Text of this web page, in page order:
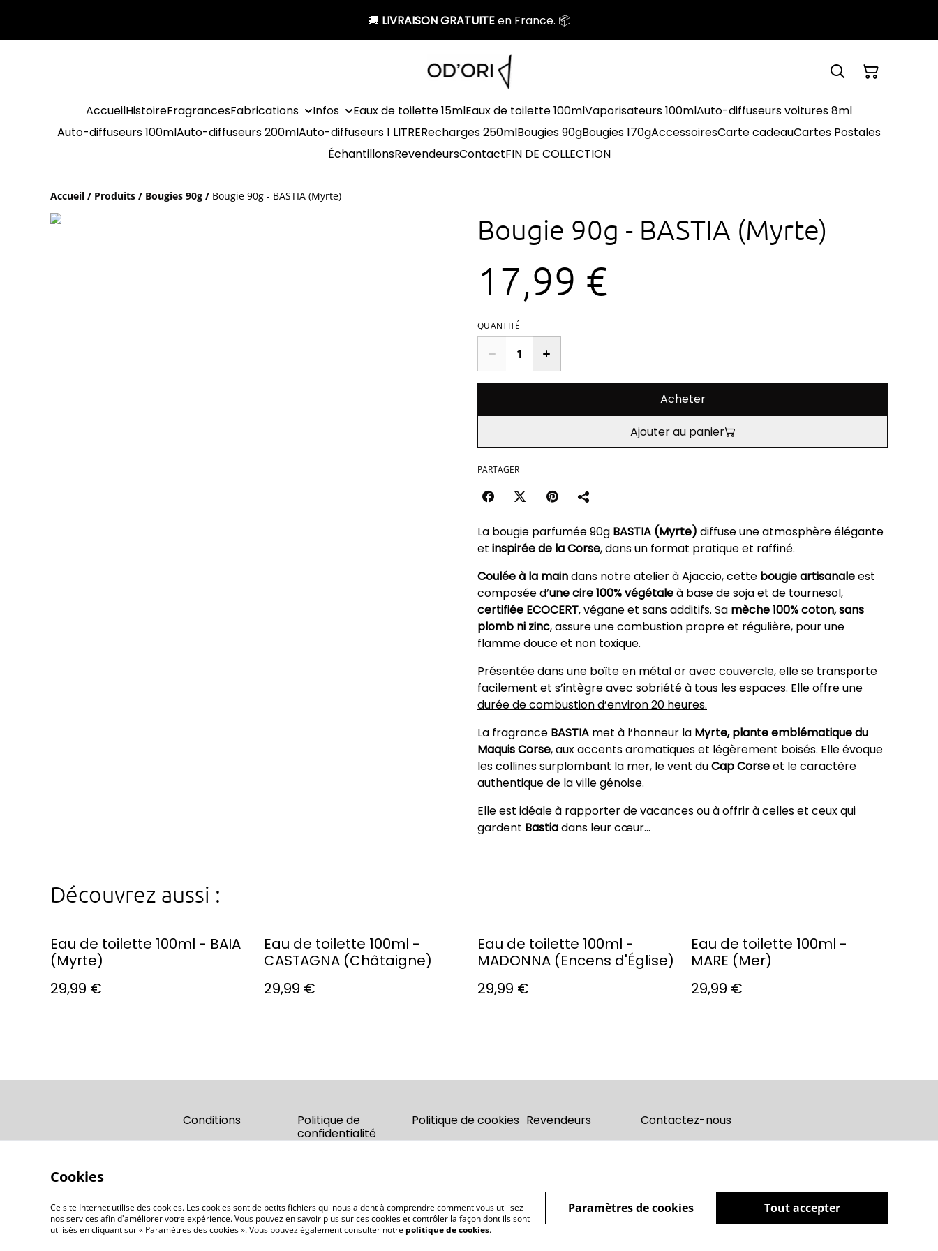
🚚 LIVRAISON GRATUITEen France. 📦
AccueilHistoireFragrancesFabrications Infos Eaux de toilette 15mlEaux de toilette 100mlVaporisateurs 100mlAuto-diffuseurs voitures 8ml
Auto-diffuseurs 100mlAuto-diffuseurs 200mlAuto-diffuseurs 1 LITRERecharges 250mlBougies 90gBougies 170gAccessoiresCarte cadeauCartes Postales
ÉchantillonsRevendeursContactFIN DE COLLECTION
Accueil / Produits / Bougies 90g / Bougie 90g - BASTIA (Myrte)
Bougie 90g - BASTIA (Myrte)
17,99 €
QUANTITÉ
Acheter
Ajouter au panier
PARTAGER
La bougie parfumée 90g BASTIA (Myrte) diffuse une atmosphère élégante
et inspirée de la Corse, dans un format pratique et raffiné.
Coulée à la maindans notre atelier à Ajaccio, cette bougie artisanaleest
composée d’une cire 100% végétaleà base de soja et de tournesol,
certifiée ECOCERT, végane et sans additifs. Sa mèche 100% coton, sans
plomb ni zinc, assure une combustion propre et régulière, pour une
flamme douce et non toxique.
Présentée dans une boîte en métal or avec couvercle, elle se transporte
facilement et s’intègre avec sobriété à tous les espaces. Elle offreune
durée de combustion d’environ 20 heures.
La fragrance BASTIA met à l’honneur la Myrte, plante emblématique du
Maquis Corse, aux accents aromatiques et légèrement boisés. Elle évoque
les collines surplombant la mer, le vent duCap Corseet le caractère
authentique de la ville génoise.
Elle est idéale à rapporter de vacances ou à offrir à celles et ceux qui
gardent Bastiadans leur cœur...
Découvrez aussi :
Eau de toilette 100ml - BAIA
(Myrte)
29,99 €
Eau de toilette 100ml -
CASTAGNA (Châtaigne)
29,99 €
Eau de toilette 100ml -
MADONNA (Encens d'Église)
29,99 €
Eau de toilette 100ml -
MARE (Mer)
29,99 €
Conditions
Politique de
confidentialité
Politique de cookies Revendeurs Contactez-nous
©2026 OD'ORI - Parfumerie artisanale Corse
Cookies
Ce site Internet utilise des cookies. Les cookies sont de petits fichiers qui nous aident à comprendre comment vous utilisez
nos services afin d'améliorer votre expérience. Vous pouvez en savoir plus sur ces cookies et contrôler la façon dont ils sont
utilisés en cliquant sur « Paramètres des cookies ». Vous pouvez également consulter notre politique de cookies.
Tout accepter
Paramètres de cookies